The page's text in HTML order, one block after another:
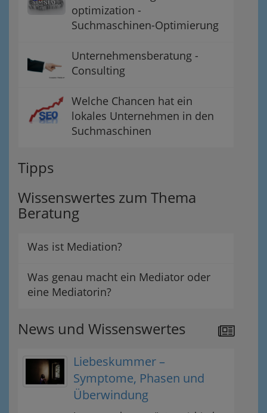
optimization -
Suchmaschinen-Optimierung
Unternehmensberatung -
Consulting
Welche Chancen hat ein
lokales Unternehmen in den
Suchmaschinen
Tipps
Wissenswertes zum Thema
Beratung
Was ist Mediation?
Was genau macht ein Mediator oder
eine Mediatorin?
News und Wissenswertes
Liebeskummer –
Symptome, Phasen und
Überwindung